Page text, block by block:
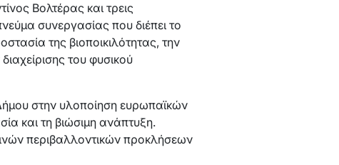
Βολτέρας και τρεις
συνεργασίας που διέπει το
της βιοποικιλότητας, την
του φυσικού
στην υλοποίηση ευρωπαϊκών
και τη βιώσιμη ανάπτυξη.
περιβαλλοντικών προκλήσεων